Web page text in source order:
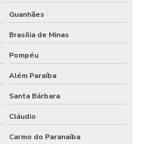
Guanhães
Brasília de Minas
Pompéu
Além Paraíba
Santa Bárbara
Cláudio
Carmo do Paranaíba